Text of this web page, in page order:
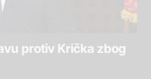
protiv Krička zbog